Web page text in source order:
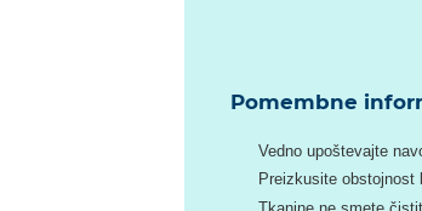
Pomembne
Vedno upoštevajte
Preizkusite obstojnost